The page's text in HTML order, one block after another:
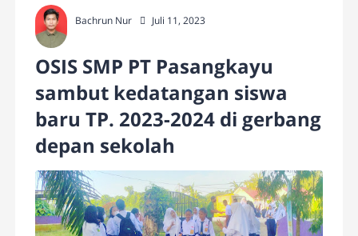
Bachrun Nur Juli 11, 2023
OSIS SMP PT Pasangkayu
sambut kedatangan siswa
baru TP. 2023-2024 di gerbang
depan sekolah